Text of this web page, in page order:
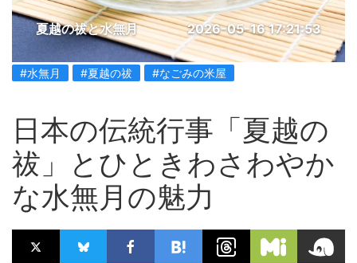
夏越の祓と水無月 2026-05-16 17:21:53
#水無月 #夏越の祓 #なごみの米屋
日本の伝統行事「夏越の
祓」とひときわさわやか
な水無月の魅力